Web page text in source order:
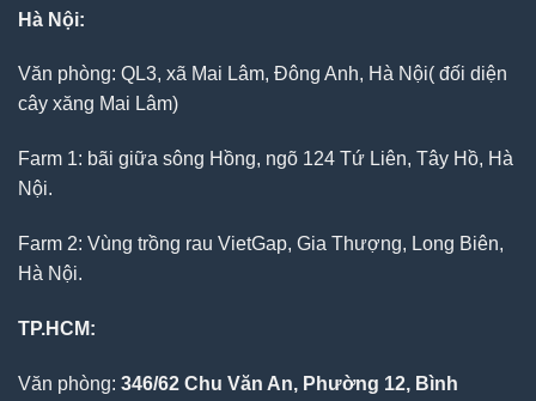
Hà Nội:
Văn phòng: QL3, xã Mai Lâm, Đông Anh, Hà Nội( đối diện
cây xăng Mai Lâm)
Farm 1: bãi giữa sông Hồng, ngõ 124 Tứ Liên, Tây Hồ, Hà
Nội.
Farm 2: Vùng trồng rau VietGap, Gia Thượng, Long Biên,
Hà Nội.
TP.HCM:
Văn phòng: 346/62 Chu Văn An, Phường 12, Bình